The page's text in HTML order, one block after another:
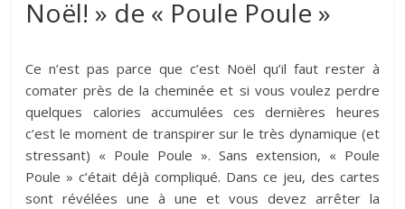
Noël! » de « Poule Poule »
Ce n’est pas parce que c’est Noël qu’il faut rester à
comater près de la cheminée et si vous voulez perdre
quelques calories accumulées ces dernières heures
c’est le moment de transpirer sur le très dynamique (et
stressant) « Poule Poule ». Sans extension, « Poule
Poule » c’était déjà compliqué. Dans ce jeu, des cartes
sont révélées une à une et vous devez arrêter la